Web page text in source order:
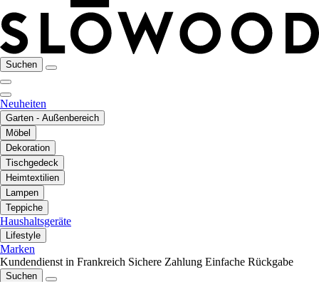
Suchen
Neuheiten
Garten - Außenbereich
Möbel
Dekoration
Tischgedeck
Heimtextilien
Lampen
Teppiche
Haushaltsgeräte
Lifestyle
Marken
Kundendienst in Frankreich Sichere Zahlung Einfache Rückgabe
Suchen